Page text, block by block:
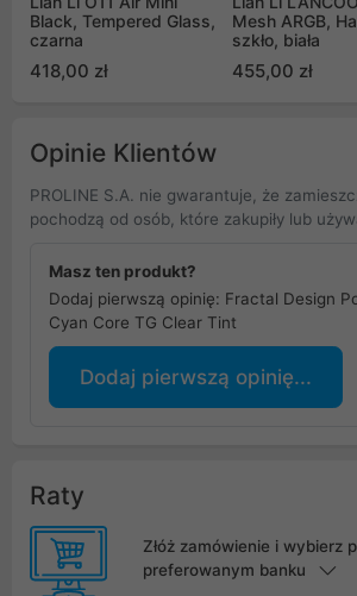
Black, Tempered Glass,
czarna
418,00 zł
Mesh ARGB,
szkło, biała
455,00 zł
Opinie Klientów
PROLINE S.A. nie gwarantuje, że
pochodzą od osób, które zakupiły lub
Masz ten produkt?
Dodaj pierwszą opinię: Fractal Design
Cyan Core TG Clear Tint
Dodaj pierwszą opinię...
Raty
Złóż zamówienie i wybierz
preferowanym banku